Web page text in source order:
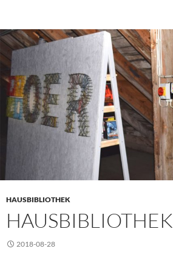
HAUSBIBLIOTHEK
HAUSBIBLIOTHEK
2018-08-28